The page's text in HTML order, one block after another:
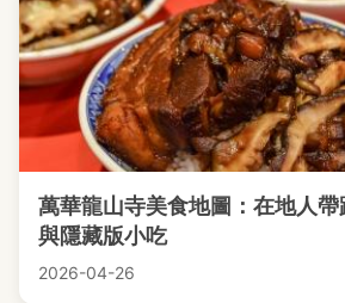
萬華龍山寺美食地圖：在地人
與隱藏版小吃
2026-04-26